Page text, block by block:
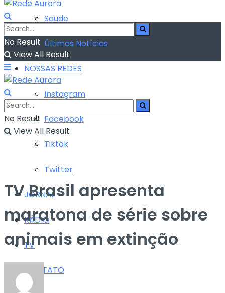
Saude
Últimas Notícias
NOSSAS REDES
Instagram
Facebook
Tiktok
Twitter
JORNAL
RÁDIO
TV
CONTATO
No Result
View All Result
No Result
View All Result
TV Brasil apresenta
maratona de série sobre
animais em extinção